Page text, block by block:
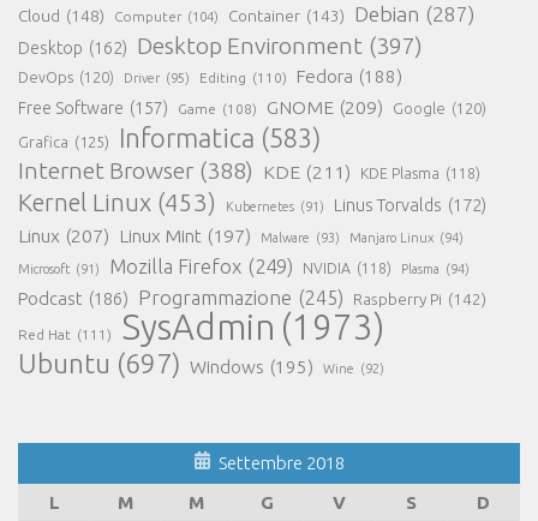
Cloud (148) Computer (104) Container (143) Debian (287)
Desktop (162) Desktop Environment (397)
DevOps (120) Driver (95) Editing (110) Fedora (188)
Free Software (157) Game (108) GNOME (209) Google (120)
Grafica (125) Informatica (583)
Internet Browser (388) KDE (211) KDE Plasma (118)
Kernel Linux (453) Kubernetes (91) Linus Torvalds (172)
Linux (207) Linux Mint (197) Malware (93) Manjaro Linux (94)
Microsoft (91) Mozilla Firefox (249) NVIDIA (118) Plasma (94)
Podcast (186) Programmazione (245) Raspberry Pi (142)
Red Hat (111) SysAdmin (1973)
Ubuntu (697) Windows (195) Wine (92)
Settembre 2018
L
M M G V S
D